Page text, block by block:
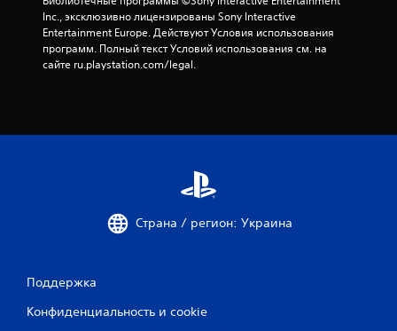
Inc., эксклюзивно лицензированы Sony Interactive
Entertainment Europe. Действуют Условия использования
программ. Полный текст Условий использования см. на
сайте ru.playstation.com/legal.
Страна / регион: Украина
Поддержка
Конфиденциальность и cookie